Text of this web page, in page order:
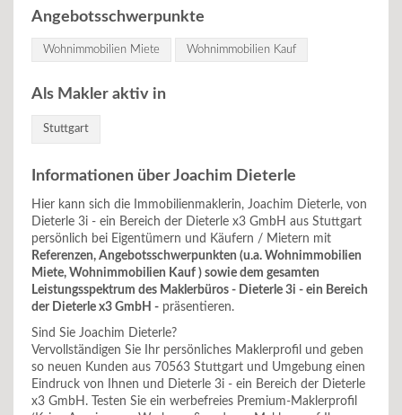
Angebotsschwerpunkte
Wohnimmobilien Miete Wohnimmobilien Kauf
Als Makler aktiv in
Stuttgart
Informationen über Joachim Dieterle
Hier kann sich die Immobilienmaklerin, Joachim Dieterle, von
Dieterle 3i - ein Bereich der Dieterle x3 GmbH aus Stuttgart
persönlich bei Eigentümern und Käufern / Mietern mit
Referenzen, Angebotsschwerpunkten (u.a. Wohnimmobilien
Miete, Wohnimmobilien Kauf ) sowie dem gesamten
Leistungsspektrum des Maklerbüros - Dieterle 3i - ein Bereich
der Dieterle x3 GmbH - präsentieren.
Sind Sie Joachim Dieterle?
Vervollständigen Sie Ihr persönliches Maklerprofil und geben
so neuen Kunden aus 70563 Stuttgart und Umgebung einen
Eindruck von Ihnen und Dieterle 3i - ein Bereich der Dieterle
x3 GmbH. Testen Sie ein werbefreies Premium-Maklerprofil